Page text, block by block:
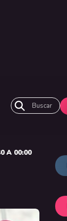
Buscar
A 00:00